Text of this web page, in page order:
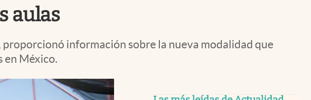
aulas
información sobre la nueva modalidad que
en México.